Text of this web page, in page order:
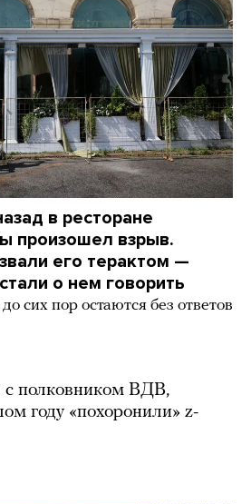
в ресторане
произошел взрыв.
его терактом —
о нем говорить
сих пор остаются без ответов
с полковником ВДВ,
году «похоронили» z-